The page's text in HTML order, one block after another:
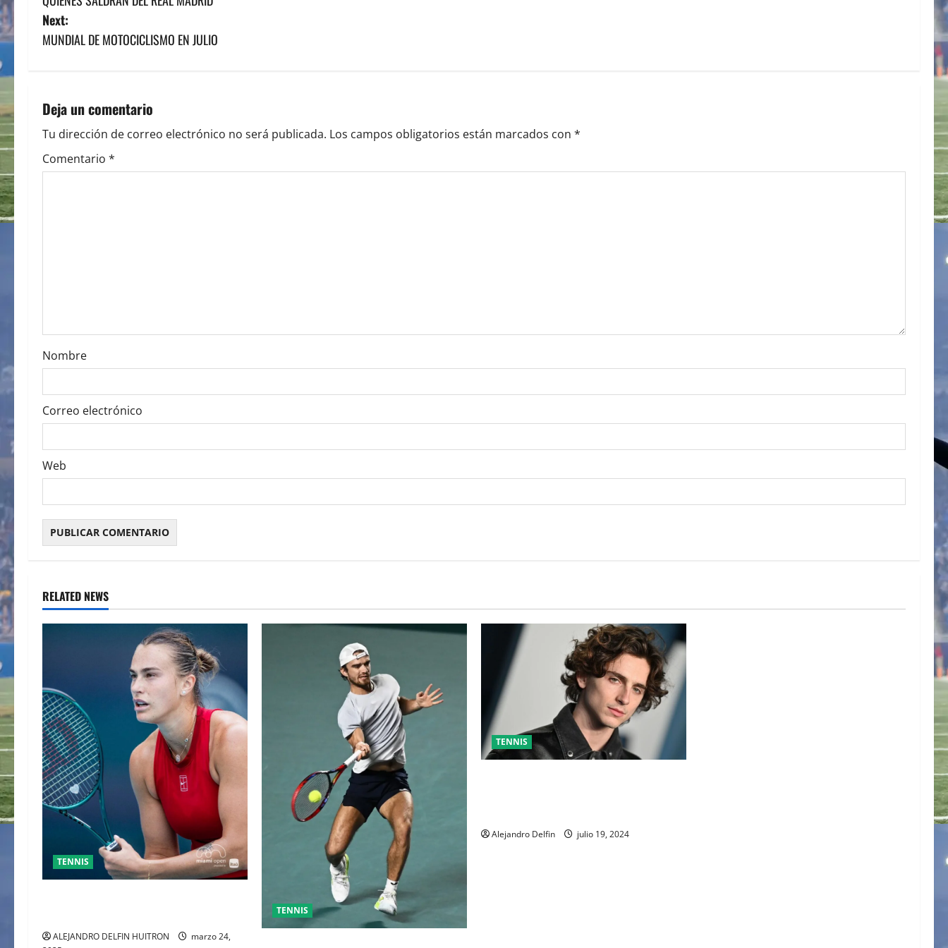
o
s
n
a
v
o
n
Next:
MUNDIAL DE MOTOCICLISMO EN JULIO
Deja un comentario
Tu dirección de correo electrónico no será publicada. Los campos obligatorios están marcados con *
Comentario *
Nombre
Correo electrónico
Web
RELATED NEWS
TENNIS
ALEJANDRO DELFIN HUITRON
marzo 24,
TENNIS
TENNIS
Alejandro Delfin julio 19, 2024